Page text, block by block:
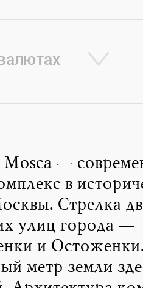
—
в
Стрелка
улиц города —
и
метр земли